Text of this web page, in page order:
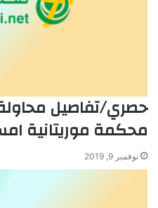
حصري/تفاصيل
محكمة موريتانية
نوفمبر 9, 2019